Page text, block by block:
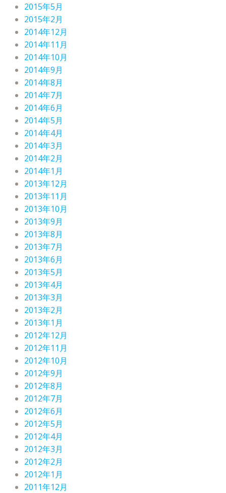
2015年5月
2015年2月
2014年12月
2014年11月
2014年10月
2014年9月
2014年8月
2014年7月
2014年6月
2014年5月
2014年4月
2014年3月
2014年2月
2014年1月
2013年12月
2013年11月
2013年10月
2013年9月
2013年8月
2013年7月
2013年6月
2013年5月
2013年4月
2013年3月
2013年2月
2013年1月
2012年12月
2012年11月
2012年10月
2012年9月
2012年8月
2012年7月
2012年6月
2012年5月
2012年4月
2012年3月
2012年2月
2012年1月
2011年12月